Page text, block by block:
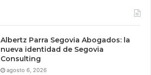
Albertz Parra Segovia Abogados: la
nueva identidad de Segovia
Consulting
agosto 6, 2026